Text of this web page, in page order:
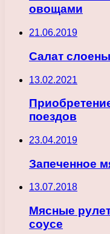
овощами
21.06.2019
Салат
13.02.2021
поездов
23.04.2019
Запеченное
13.07.2018
Мясные
соусе